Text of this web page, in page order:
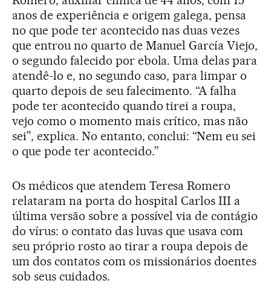
anos de experiência e origem galega, pensa
no que pode ter acontecido nas duas vezes
que entrou no quarto de Manuel García Viejo,
o segundo falecido por ebola. Uma delas para
atendê-lo e, no segundo caso, para limpar o
quarto depois de seu falecimento. “A falha
pode ter acontecido quando tirei a roupa,
vejo como o momento mais crítico, mas não
sei”, explica. No entanto, conclui: “Nem eu sei
o que pode ter acontecido.”
Os médicos que atendem Teresa Romero
relataram na porta do hospital Carlos III a
última versão sobre a possível via de contágio
do vírus: o contato das luvas que usava com
seu próprio rosto ao tirar a roupa depois de
um dos contatos com os missionários doentes
sob seus cuidados.